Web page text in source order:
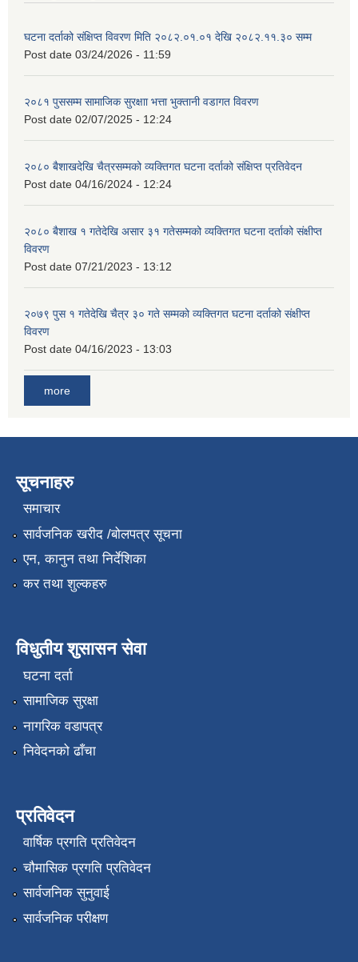
घटना दर्ताको संक्षिप्त विवरण मिति २०८२.०१.०१ देखि २०८२.११.३० सम्म
Post date 03/24/2026 - 11:59
२०८१ पुससम्म सामाजिक सुरक्षाा भत्ता भुक्तानी वडागत विवरण
Post date 02/07/2025 - 12:24
२०८० बैशाखदेखि चैत्रसम्मको व्यक्तिगत घटना दर्ताको संक्षिप्त प्रतिवेदन
Post date 04/16/2024 - 12:24
२०८० बैशाख १ गतेदेखि असार ३१ गतेसम्मको व्यक्तिगत घटना दर्ताको संक्षीप्त
विवरण
Post date 07/21/2023 - 13:12
२०७९ पुस १ गतेदेखि चैत्र ३० गते सम्मको व्यक्तिगत घटना दर्ताको संक्षीप्त
विवरण
Post date 04/16/2023 - 13:03
more
सूचनाहरु
समाचार
सार्वजनिक खरीद /बोलपत्र सूचना
एन, कानुन तथा निर्देशिका
कर तथा शुल्कहरु
विधुतीय शुसासन सेवा
घटना दर्ता
सामाजिक सुरक्षा
नागरिक वडापत्र
निवेदनको ढाँचा
प्रतिवेदन
वार्षिक प्रगति प्रतिवेदन
चौमासिक प्रगति प्रतिवेदन
सार्वजनिक सुनुवाई
सार्वजनिक परीक्षण